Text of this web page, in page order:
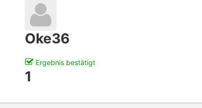
Oke36
Ergebnis bestätigt
1